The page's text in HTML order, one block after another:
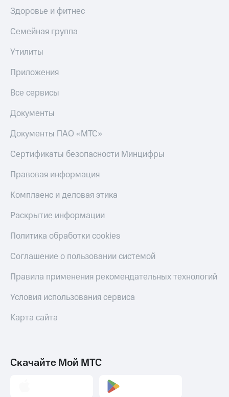
Здоровье и фитнес
Семейная группа
Утилиты
Приложения
Все сервисы
Документы
Документы ПАО «МТС»
Сертификаты безопасности Минцифры
Правовая информация
Комплаенс и деловая этика
Раскрытие информации
Политика обработки cookies
Соглашение о пользовании системой
Правила применения рекомендательных технологий
Условия использования сервиса
Карта сайта
Скачайте Мой МТС